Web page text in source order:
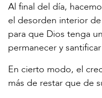
Al final del día,
el desorden interior
para que Dios tenga
permanecer y
En cierto modo, el
más de restar que de